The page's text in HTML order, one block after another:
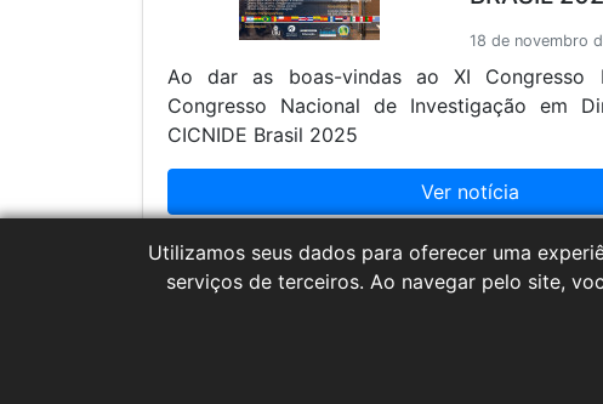
18 de novembro
Ao dar as boas-vindas ao XI Congresso
Congresso Nacional de Investigação em
CICNIDE Brasil 2025
Ver notícia
Utilizamos seus dados para oferecer uma
serviços de terceiros. Ao navegar pelo site,